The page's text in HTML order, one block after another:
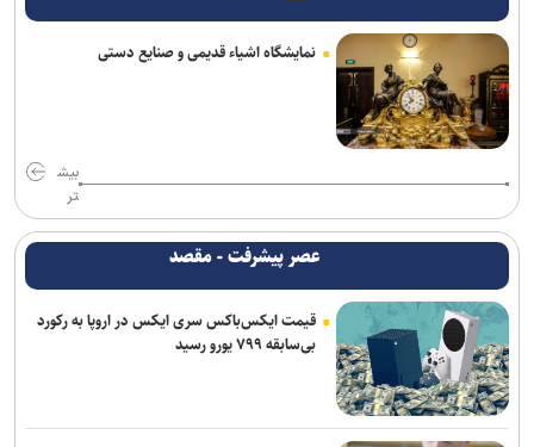
می‌دهد
ریزش کاربران، دیزنی و نتفلیکس را به فکر ارائه اشتراک رایگان انداخت
اولین سیستم‌عاملی که روی کامپیوترهای خانگی نصب شد، بیشتر
اعمال ضریب ۲.۷ برای محاسبه قیمت اینترنت بین‌الملل درست نیست
راه رسیدند
اندروید برای همیشه با دستیار صوتی سابق گوگل خداحافظی می‌کند
برنامه‌ریزی مغز، مانع لاغر شدن‌ شماست
نمایشگاه اشیاء قدیمی و صنایع دستی
بیش
تر
عصر پیشرفت - مقصد
قیمت ایکس‌باکس سری ایکس در اروپا به رکورد
بی‌سابقه ۷۹۹ یورو رسید